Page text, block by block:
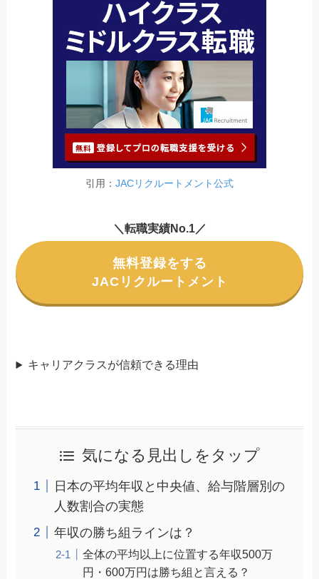
引用： JACリクルートメント公式
＼転職実績No.1／
無料登録をする
JACリクルートメント
キャリアクラスが信頼できる理由
気になる見出しをタップ
日本の平均年収と中央値、給与階層別の
人数割合の実態
年収の勝ち組ラインは？
全体の平均以上に位置する年収500万
円・600万円は勝ち組と言える？